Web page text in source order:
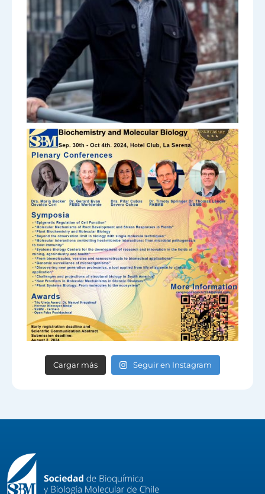
Cargar más Seguir en Instagram